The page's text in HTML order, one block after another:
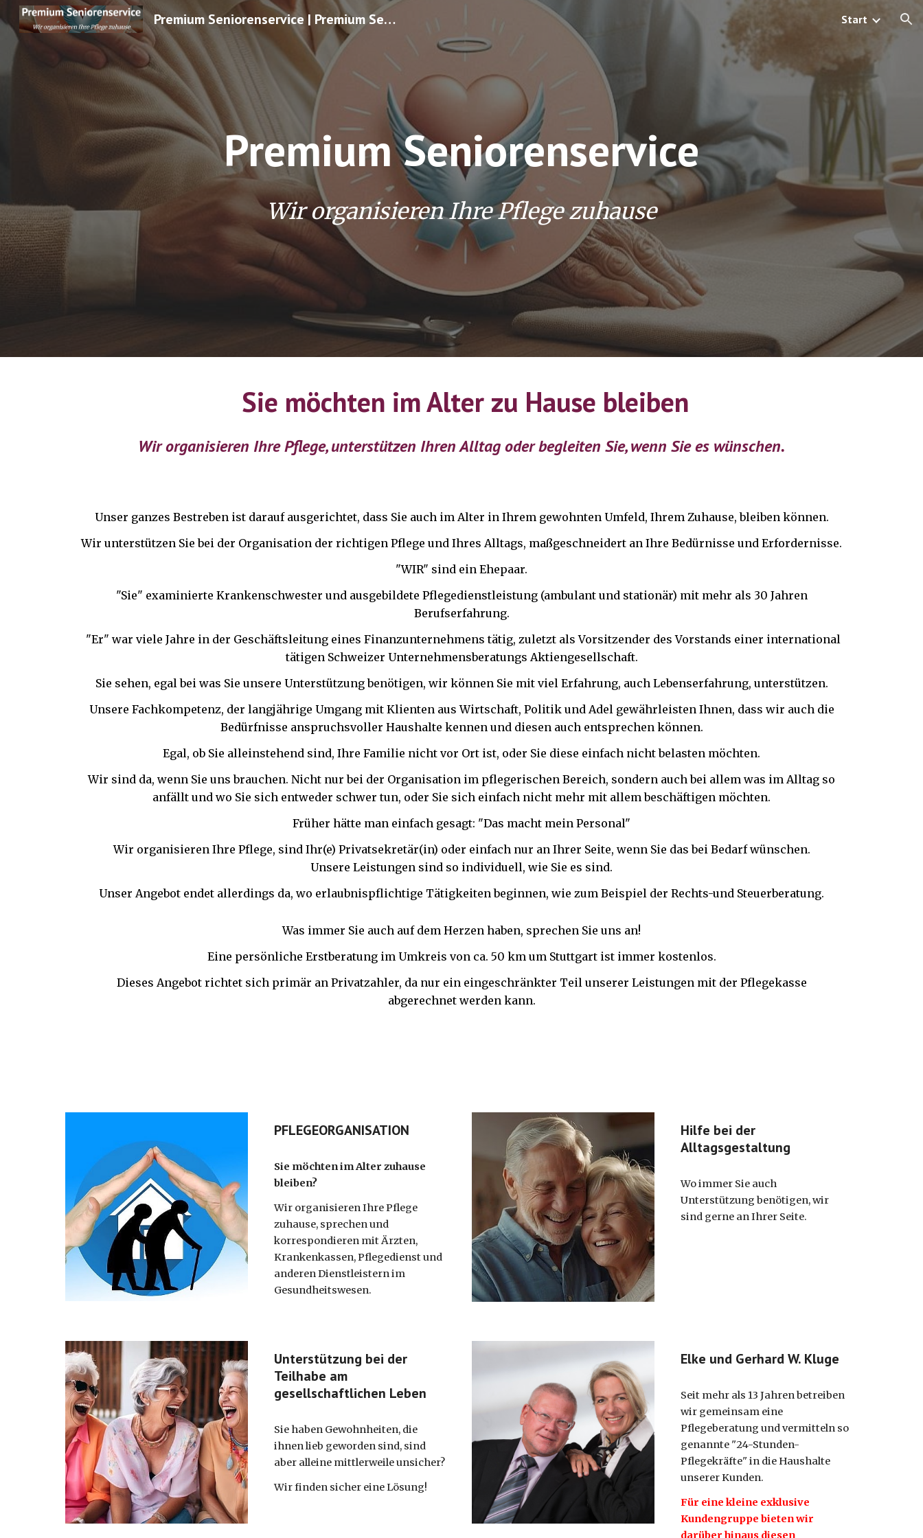
Skip to main content Skip to navigation
Premium Seniorenservice | Premium Seniorenbetreuung | Pflegeorganisation | Alltagsgestaltung Start
Premium Seniorenservice
Wir organisieren Ihre Pflege zuhause
Sie möchten im Alter zu Hause bleiben
Wir organisieren Ihre Pflege, unterstützen Ihren Alltag oder begleiten Sie, wenn Sie es wünschen.
Unser ganzes Bestreben ist darauf ausgerichtet, dass Sie auch im Alter in Ihrem gewohnten Umfeld, Ihrem Zuhause,bleiben können.
Wir unterstützen Sie bei der Organisation der richtigen Pflege und Ihres Alltags, maßgeschneidert an Ihre Bedürnisse und Erfordernisse.
"WIR" sind ein Ehepaar.
"Sie" examinierte Krankenschwester und ausgebildete Pflegedienstleistung (ambulant und stationär) mit mehr als 30 Jahren
Berufserfahrung.
"Er" war viele Jahre in der Geschäftsleitung eines Finanzunternehmens tätig, zuletzt als Vorsitzender des Vorstands einer international
tätigen Schweizer Unternehmensberatungs Aktiengesellschaft.
Sie sehen, egal bei was Sie unsere Unterstützung benötigen, wir können Sie mit viel Erfahrung, auch Lebenserfahrung, unterstützen.
Unsere Fachkompetenz, der langjährige Umgang mit Klienten aus Wirtschaft, Politik und Adel gewährleisten Ihnen, dass wir auch die
Bedürfnisse anspruchsvoller Haushalte kennen und diesen auch entsprechen können.
Egal, ob Sie alleinstehend sind, Ihre Familie nicht vor Ort ist, oder Sie diese einfach nicht belasten möchten.
Wir sind da, wenn Sie uns brauchen. Nicht nur bei der Organisation im pflegerischen Bereich, sondern auch bei allem was im Alltag so
anfällt und wo Sie sich entweder schwer tun, oder Sie sich einfach nicht mehr mit allem beschäftigen möchten.
Früher hätte man einfach gesagt: "Das macht mein Personal"
Wir organisieren Ihre Pflege, sind Ihr(e) Privatsekretär(in) oder einfach nur an Ihrer Seite, wenn Sie das bei Bedarf wünschen.
Unsere Leistungen sind so individuell, wie Sie es sind.
Unser Angebot endet allerdings da, wo erlaubnispflichtige Tätigkeiten beginnen, wie zum Beispiel der Rechts-und Steuerberatung.
Was immer Sie auch auf dem Herzen haben, sprechen Sie uns an!
Eine persönliche Erstberatung im Umkreis von ca. 50 km um Stuttgart ist immer kostenlos.
Dieses Angebot richtet sich primär an Privatzahler, da nur ein eingeschränkter Teil unserer Leistungen mit der Pflegekasse
abgerechnet werden kann.
PFLEGEORGANISATION
Sie möchten im Alter zuhause
bleiben?
Wir organisieren Ihre Pflege
zuhause, sprechen und
korrespondieren mit Ärzten,
Krankenkassen, Pflegedienst und
anderen Dienstleistern im
Gesundheitswesen.
Hilfe bei der
Alltagsgestaltung
Wo immer Sie auch
Unterstützung benötigen, wir
sind gerne an Ihrer Seite.
Unterstützung bei der
Teilhabe am
gesellschaftlichen Leben
Sie haben Gewohnheiten, die
ihnen lieb geworden sind, sind
aber alleine mittlerweile unsicher?
Wir finden sicher eine Lösung!
Elke und Gerhard W. Kluge
Seit mehr als 13 Jahren betreiben
wir gemeinsam eine
Pflegeberatung und vermitteln so
genannte "24-Stunden-
Pflegekräfte" in die Haushalte
unserer Kunden.
Für eine kleine exklusive
Kundengruppe bieten wir
darüber hinaus diesen